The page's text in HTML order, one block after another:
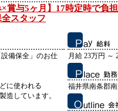
×賞与5ヶ月】17時定時で負
スタッフ
備保全」のお仕
に使われる
造しています。
月給 23万円 ～
福井県南条郡